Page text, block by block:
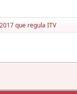
que regula ITV